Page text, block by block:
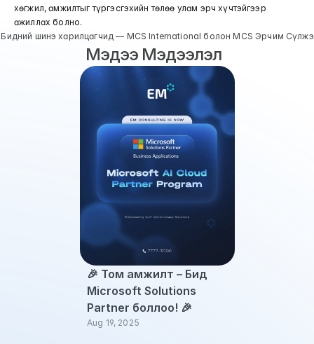
хөгжил, амжилтыг түргэсгэхийн төлөө улам эрч хүчтэйгээр
ажиллах болно.
Бидний шинэ харилцагчид — MCS International болон MCS Эрчим
Мэдээ Мэдээлэл
🎉 Том амжилт – Бид
Microsoft Solutions
Partner боллоо! 🎉
Aug 19, 2025